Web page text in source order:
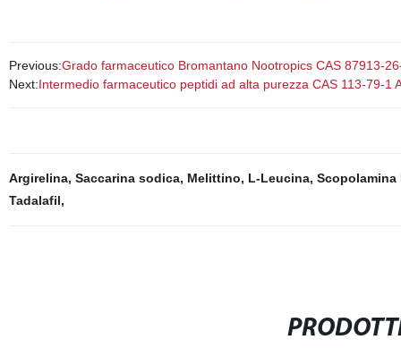
Previous:Grado farmaceutico Bromantano Nootropics CAS 87913-
Next:Intermedio farmaceutico peptidi ad alta purezza CAS 113-79-1
Argirelina, Saccarina sodica, Melittino, L-Leucina,
Tadalafil,